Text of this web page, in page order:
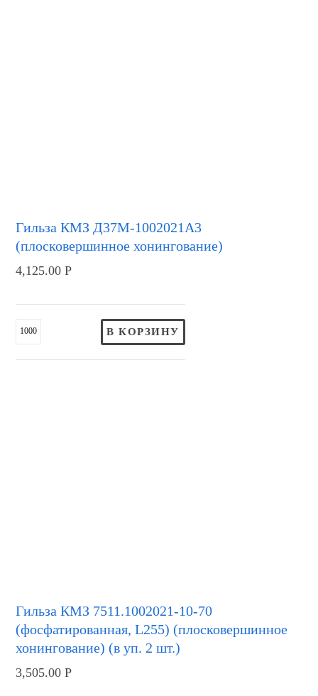
Гильза КМЗ Д37М-1002021А3
(плосковершинное хонингование)
4,125.00Р
В КОРЗИНУ
Гильза КМЗ 7511.1002021-10-70
(фосфатированная, L255) (плосковершинное
хонингование) (в уп. 2 шт.)
3,505.00Р